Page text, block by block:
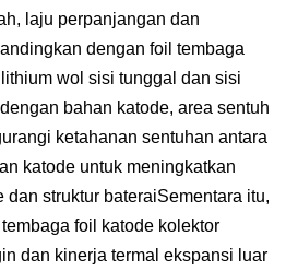
laju perpanjangan dan
dengan foil tembaga
wol sisi tunggal dan sisi
bahan katode, area sentuh
ketahanan sentuhan antara
katode untuk meningkatkan
struktur bateraiSementara itu,
foil katode kolektor
dan kinerja termal ekspansi luar